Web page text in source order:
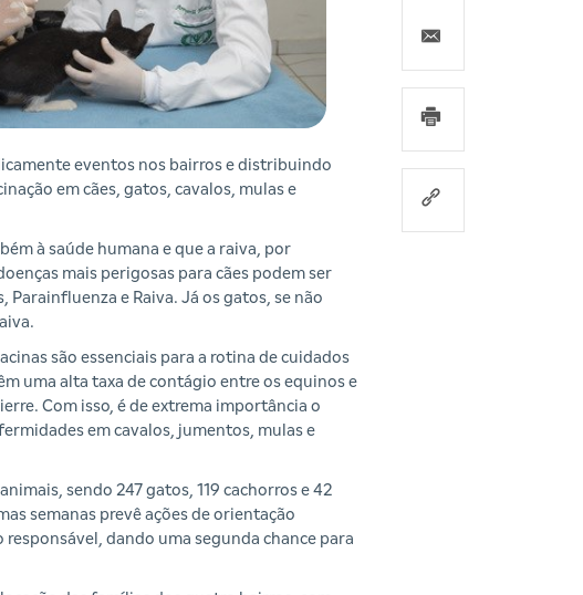
eventos nos bairros e distribuindo
em cães, gatos, cavalos, mulas e
à saúde humana e que a raiva, por
mais perigosas para cães podem ser
e Raiva. Já os gatos, se não
são essenciais para a rotina de cuidados
uma alta taxa de contágio entre os equinos e
Com isso, é de extrema importância o
em cavalos, jumentos, mulas e
sendo 247 gatos, 119 cachorros e 42
semanas prevê ações de orientação
dando uma segunda chance para